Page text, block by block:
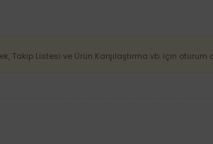
Takip Listesi ve Ürün Karşılaştırma vb. için oturum